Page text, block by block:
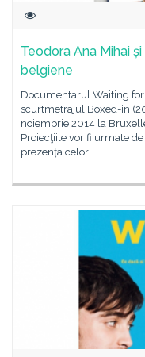
Teodora Ana Mihai
belgiene
Documentarul Waiting for
scurtmetrajul Boxed-in
noiembrie 2014 la
Proiecţiile vor fi urmate
prezența celor